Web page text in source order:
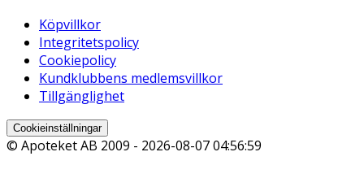
Köpvillkor
Integritetspolicy
Cookiepolicy
Kundklubbens medlemsvillkor
Tillgänglighet
Cookieinställningar
© Apoteket AB 2009 - 2026-08-07 04:56:59